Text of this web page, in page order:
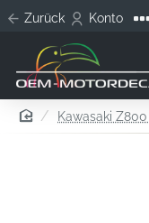
Zurück Konto
homeKawasaki